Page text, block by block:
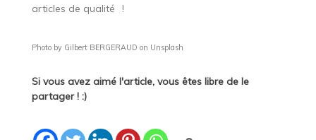
articles de qualité
!
Photo by Gilbert BERGERAUD on Unsplash
Si vous avez aimé l'article, vous êtes libre de le
partager ! :)